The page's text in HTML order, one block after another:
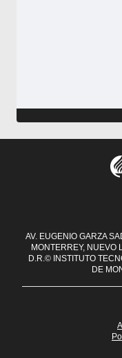
AV. EUGENIO GARZA
MONTERREY, NUEVO
D.R.© INSTITUTO
DE